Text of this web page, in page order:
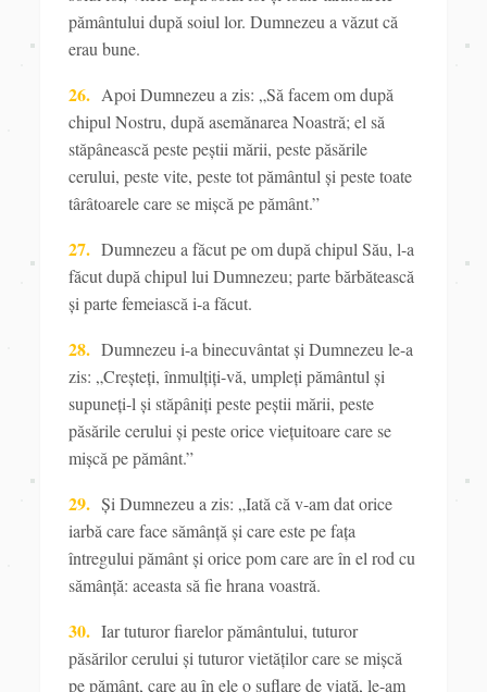
pământului după soiul lor. Dumnezeu a văzut că
erau bune.
26. Apoi Dumnezeu a zis: „Să facemom după
chipul Nostru, după asemănarea Noastră; el să
stăpâneascăpeste peștii mării, peste păsările
cerului, peste vite, peste tot pământul și peste toate
târâtoarele care se mișcă pe pământ.”
27. Dumnezeu a făcut pe om după chipulSău, l-a
făcut după chipul lui Dumnezeu; parte bărbătească
și parte femeiască i-a făcut.
28. Dumnezeu i-a binecuvântat și Dumnezeu le-a
zis: „Creșteţi, înmulţiţi-vă, umpleţi pământul și
supuneţi-l și stăpâniţi peste peștii mării, peste
păsările cerului și peste orice vieţuitoare care se
mișcă pe pământ.”
29. Și Dumnezeu a zis: „Iată că v-am dat orice
iarbă care face sămânţă și care este pe faţa
întregului pământ și orice pom care are în el rod cu
sămânţă: aceasta să fie hranavoastră.
30. Iar tuturorfiarelor pământului, tuturor
păsărilorcerului și tuturor vietăţilor care se mișcă
pe pământ, care au în ele o suflare de viaţă, le-am